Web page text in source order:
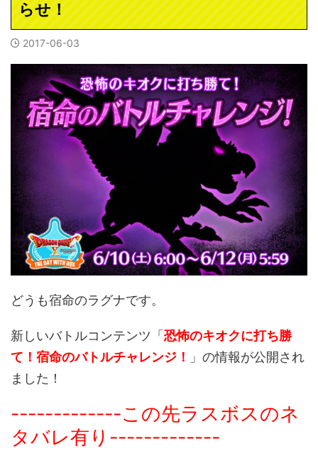
らせ！
2017-06-03
どうも宿命のラグナです。
新しいバトルコンテンツ「 恐怖のキオクに打ち勝
て！宿命のバトルチャレンジ！
」の情報が公開され
ました！
-------------この先ラスボスのネ
タバレ有り-------------